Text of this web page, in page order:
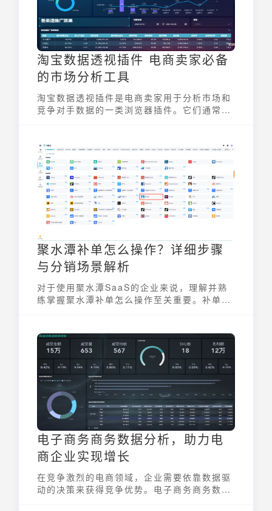
淘宝数据透视插件 电商卖家必备
的市场分析工具
淘宝数据透视插件是电商卖家用于分析市场和
竞争对手数据的一类浏览器插件。它们通常支
可以更高效地进行数据分析，从而优化运营策
略，提升店铺竞争力。
聚水潭补单怎么操作？详细步骤
与分销场景解析
对于使用聚水潭SaaS的企业来说，理解并熟
练掌握聚水潭补单怎么操作至关重要。补单，
步骤，并深入解析分销场景下的特殊操作，助
力企业高效解决售后问题，提升客户满意度。
电子商务商务数据分析，助力电
商企业实现增长
在竞争激烈的电商领域，企业需要依靠数据驱
动的决策来获得竞争优势。电子商务商务数据